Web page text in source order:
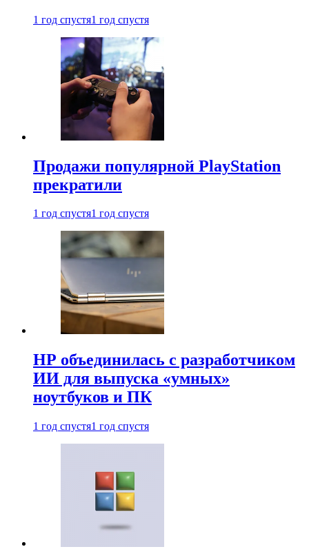
1 год спустя1 год спустя
Продажи популярной PlayStation
прекратили
1 год спустя1 год спустя
HP объединилась с разработчиком
ИИ для выпуска «умных»
ноутбуков и ПК
1 год спустя1 год спустя